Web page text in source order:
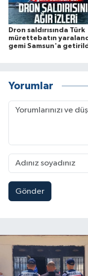
Dron saldırısında Türk
mürettebatın
gemi Samsun'a
Yorumlar
Gönder